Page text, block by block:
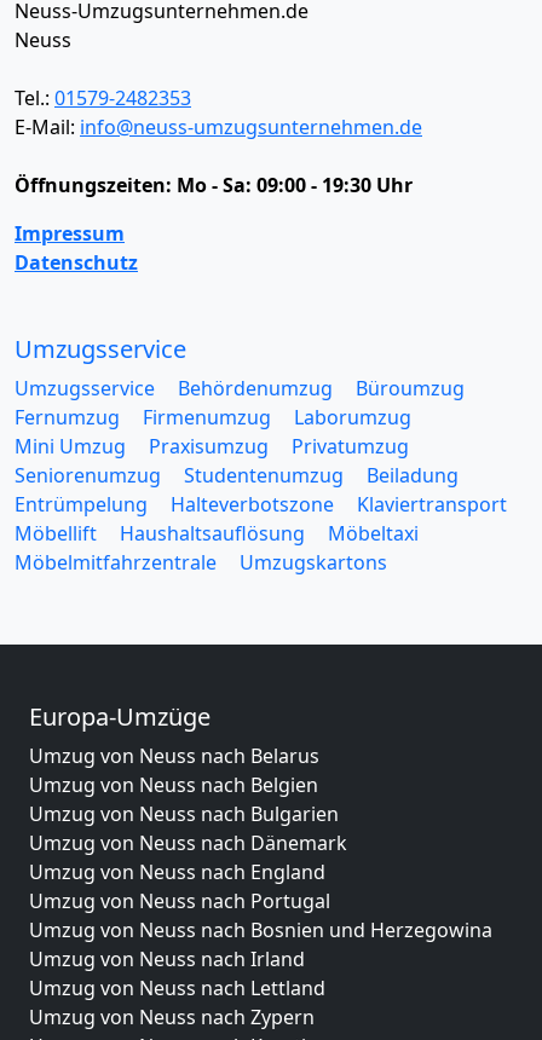
Neuss-Umzugsunternehmen.de
Neuss
Tel.: 01579-2482353
E-Mail: info@neuss-umzugsunternehmen.de
Öffnungszeiten: Mo - Sa: 09:00 - 19:30 Uhr
Impressum
Datenschutz
Umzugsservice
Umzugsservice Behördenumzug
Büroumzug
Fernumzug
Firmenumzug
Laborumzug
Mini Umzug
Praxisumzug
Privatumzug
Seniorenumzug
Studentenumzug
Beiladung
Entrümpelung
Halteverbotszone
Klaviertransport
Möbellift
Haushaltsauflösung
Möbeltaxi
Möbelmitfahrzentrale
Umzugskartons
Europa-Umzüge
Umzug von Neuss nach Belarus
Umzug von Neuss nach Belgien
Umzug von Neuss nach Bulgarien
Umzug von Neuss nach Dänemark
Umzug von Neuss nach England
Umzug von Neuss nach Portugal
Umzug von Neuss nach Bosnien und Herzegowina
Umzug von Neuss nach Irland
Umzug von Neuss nach Lettland
Umzug von Neuss nach Zypern